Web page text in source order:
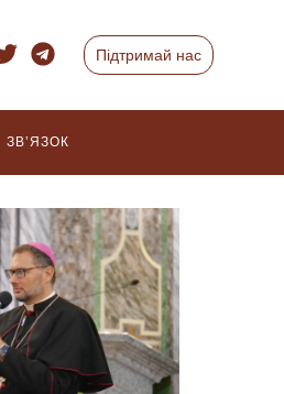
Підтримай нас